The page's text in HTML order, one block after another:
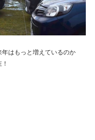
はもっと増えているのか